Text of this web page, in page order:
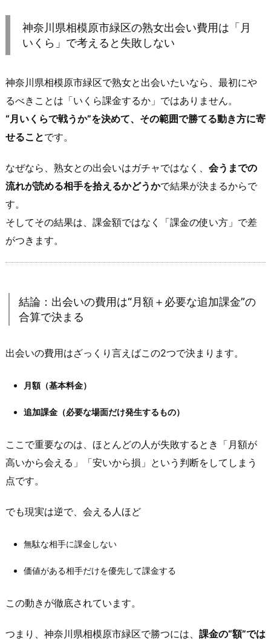
川
県
模
原
区
熟
女
会
い
「月
い
ら」
考
る
失
敗
い
1.
論：
会
の
神奈川県相模原市緑区の熟女出会い費用は「月
いくら」で考えると失敗しない
神奈川県相模原市緑区で熟女と出会いたいなら、最初にや
るべきことは「いくら課金するか」ではありません。
“月いくらで戦うか”を決めて、その範囲で勝てる動き方に寄
せることです。
なぜなら、熟女との出会いはガチャではなく、 会うまでの
流れが読める相手を拾えるかどうかで結果が決まるからで
す。
そしてその結果は、課金額ではなく「課金の使い方」で差
がつきます。
結論：出会いの費用は“月額＋必要な追加課金”の
合算で決まる
出会いの費用はざっくり言えばこの2つで決まります。
月額（基本料金）
追加課金（必要な場面だけ発生するもの）
ここで重要なのは、ほとんどの人が失敗するとき「月額が
高いから会える」「安いから損」という判断をしてしまう
点です。
でも現実は逆で、会える人ほど
無駄な相手に課金しない
価値がある相手だけを優先して課金する
この動きが徹底されています。
つまり、神奈川県相模原市緑区で勝つには、 課金の“額”では